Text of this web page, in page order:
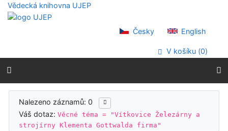
Přejít na obsah
Přejít na menu
Prohlášení o webové přístupnosti
Vědecká knihovna UJEP
Česky English
V košíku (0)
Výsledky vyhledávání
Nalezeno záznamů: 0
Váš dotaz:Věcné téma = "Vítkovice Železárny a
strojírny Klementa Gottwalda firma"